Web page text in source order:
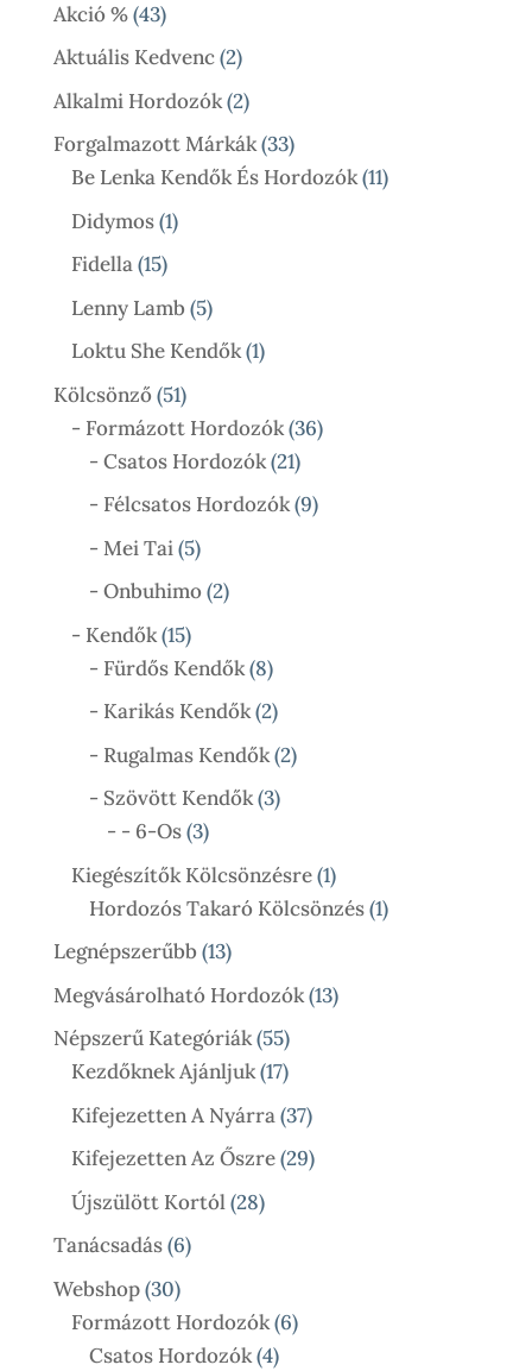
Akció % 4343
Termék
Aktuális Kedvenc 22
Termék
Alkalmi Hordozók 22
Termék
Forgalmazott Márkák 3333
Termék
Be Lenka Kendők És Hordozók 1111
Didymos 11
Fidella 1515
Termék
Lenny Lamb 55
Termék
Loktu She Kendők 11
Kölcsönző 5151
Termék
- Formázott Hordozók 3636
- Csatos Hordozók 2121
Termék
- Félcsatos Hordozók 99
- Mei Tai 55
Termék
- Onbuhimo 22
- Kendők 1515
Termék
- Fürdős Kendők 88
Termék
- Karikás Kendők 22
Termék
- Rugalmas Kendők 22
- Szövött Kendők 33
- - 6-Os 33
Termék
Kiegészítők Kölcsönzésre 11
Termék
Hordozós Takaró Kölcsönzés 11
Legnépszerűbb 1313
Termék
Megvásárolható Hordozók 1313
Népszerű Kategóriák 5555
Termék
Kezdőknek Ajánljuk 1717
Termék
Kifejezetten A Nyárra 3737
Termék
Kifejezetten Az Őszre 2929
Újszülött Kortól 2828
Tanácsadás 66
Webshop 3030
Termék
Formázott Hordozók 66
Csatos Hordozók 44